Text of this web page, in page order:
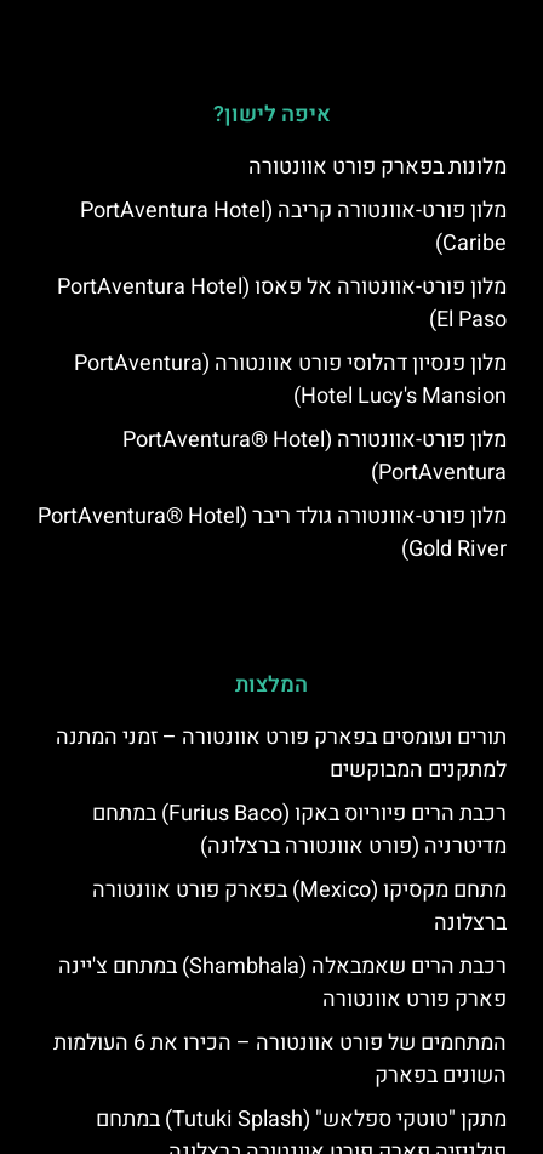
איפה לישון?
מלונות בפארק פורט אוונטורה
מלון פורט-אוונטורה קריבה (PortAventura Hotel
Caribe)
מלון פורט-אוונטורה אל פאסו (PortAventura Hotel
El Paso)
מלון פנסיון דהלוסי פורט אוונטורה (PortAventura
Hotel Lucy's Mansion‬)
מלון פורט-אוונטורה (PortAventura® Hotel
PortAventura)
מלון פורט-אוונטורה גולד ריבר (PortAventura® Hotel
Gold River)
המלצות
תורים ועומסים בפארק פורט אוונטורה – זמני המתנה
למתקנים המבוקשים
רכבת הרים פיוריוס באקו (Furius Baco) במתחם
מדיטרניה (פורט אוונטורה ברצלונה)
מתחם מקסיקו (Mexico) בפארק פורט אוונטורה
ברצלונה
רכבת הרים שאמבאלה (Shambhala) במתחם צ'יינה
פארק פורט אוונטורה
המתחמים של פורט אוונטורה – הכירו את 6 העולמות
השונים בפארק
מתקן "טוטקי ספלאש" (Tutuki Splash) במתחם